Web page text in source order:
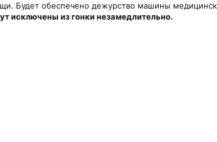
Будет обеспечено дежурство машины
исключены из гонки незамедлительно.